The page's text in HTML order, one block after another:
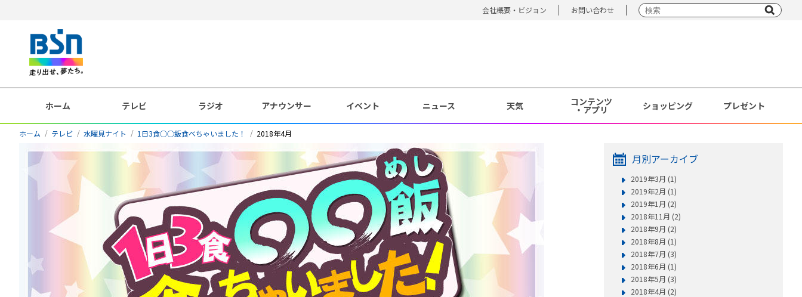
会社概要・ビジョン お問い合わせ
ホーム テレビ ラジオ アナウンサー イベント ニュース 天気 コンテンツ
・アプリ ショッピング プレゼント
ホーム テレビ 水曜見ナイト 1日3食○○飯食べちゃいました！ 2018年4月
月別アーカイブ
2019年3月 (1)
2019年2月 (1)
2019年1月 (2)
2018年11月 (2)
2018年9月 (2)
2018年8月 (1)
2018年7月 (3)
2018年6月 (1)
2018年5月 (3)
2018年4月 (2)